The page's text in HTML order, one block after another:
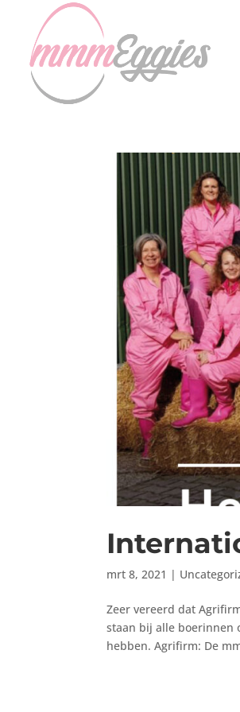
mrt 8, 2021 |
Zeer vereerd dat
staan bij alle boerinnen
hebben. Agrifirm: De